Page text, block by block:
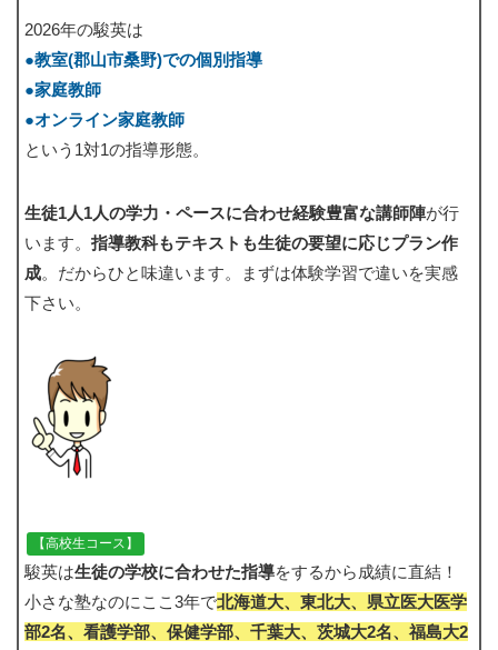
2026年の駿英は
●教室(郡山市桑野)での個別指導
●家庭教師
●オンライン家庭教師
という1対1の指導形態。
生徒1人1人の学力・ペースに合わせ経験豊富な講師陣が行
います。 指導教科もテキストも生徒の要望に応じプラン作
成。だからひと味違います。まずは体験学習で違いを実感
下さい。
【高校生コース】
駿英は生徒の学校に合わせた指導をするから成績に直結！
小さな塾なのにここ3年で北海道大、東北大、県立医大医学
部2名、看護学部、保健学部、千葉大、茨城大2名、福島大2